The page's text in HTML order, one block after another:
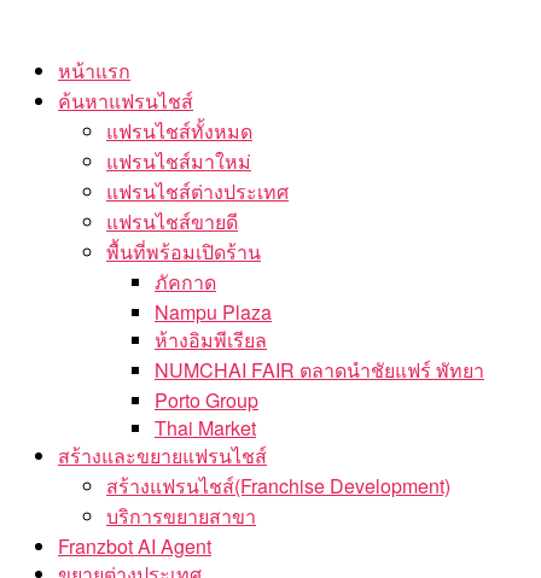
content
หน้าแรก
ค้นหาแฟรนไชส์
แฟรนไชส์ทั้งหมด
แฟรนไชส์มาใหม่
แฟรนไชส์ต่างประเทศ
แฟรนไชส์ขายดี
พื้นที่พร้อมเปิดร้าน
ภัคกาด
Nampu Plaza
ห้างอิมพีเรียล
NUMCHAI FAIR ตลาดนำชัยแฟร์ พัทยา
Porto Group
Thai Market
สร้างและขยายแฟรนไชส์
สร้างแฟรนไชส์(Franchise Development)
บริการขยายสาขา
Franzbot AI Agent